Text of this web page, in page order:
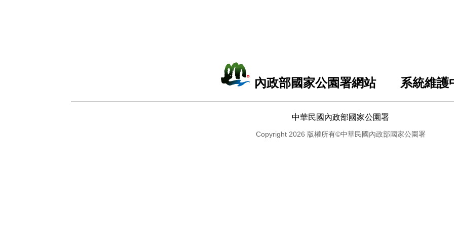
內政部國家公園署網站 系統維護
中華民國內政部國家公園署
Copyright 2026 版權所有©中華民國內政部國家公園署